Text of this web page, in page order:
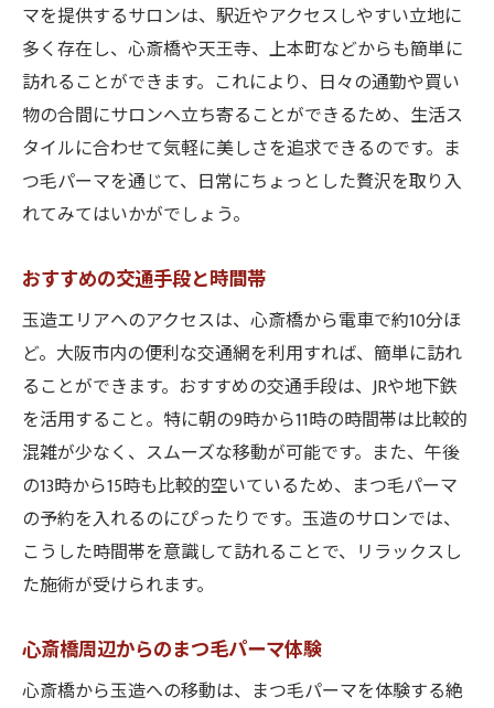
マを提供するサロンは、駅近やアクセスしやすい立地に
多く存在し、心斎橋や天王寺、上本町などからも簡単に
訪れることができます。これにより、日々の通勤や買い
物の合間にサロンへ立ち寄ることができるため、生活ス
タイルに合わせて気軽に美しさを追求できるのです。ま
つ毛パーマを通じて、日常にちょっとした贅沢を取り入
れてみてはいかがでしょう。
おすすめの交通手段と時間帯
玉造エリアへのアクセスは、心斎橋から電車で約10分ほ
ど。大阪市内の便利な交通網を利用すれば、簡単に訪れ
ることができます。おすすめの交通手段は、JRや地下鉄
を活用すること。特に朝の9時から11時の時間帯は比較的
混雑が少なく、スムーズな移動が可能です。また、午後
の13時から15時も比較的空いているため、まつ毛パーマ
の予約を入れるのにぴったりです。玉造のサロンでは、
こうした時間帯を意識して訪れることで、リラックスし
た施術が受けられます。
心斎橋周辺からのまつ毛パーマ体験
心斎橋から玉造への移動は、まつ毛パーマを体験する絶